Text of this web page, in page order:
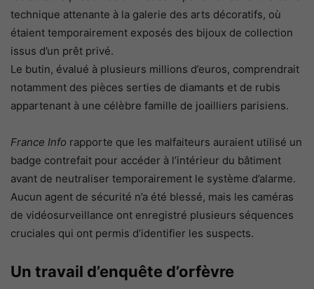
technique attenante à la galerie des arts décoratifs, où
étaient temporairement exposés des bijoux de collection
issus d’un prêt privé.
Le butin, évalué à plusieurs millions d’euros, comprendrait
notamment des pièces serties de diamants et de rubis
appartenant à une célèbre famille de joailliers parisiens.
France Info rapporte que les malfaiteurs auraient utilisé un
badge contrefait pour accéder à l’intérieur du bâtiment
avant de neutraliser temporairement le système d’alarme.
Aucun agent de sécurité n’a été blessé, mais les caméras
de vidéosurveillance ont enregistré plusieurs séquences
cruciales qui ont permis d’identifier les suspects.
Un travail d’enquête d’orfèvre